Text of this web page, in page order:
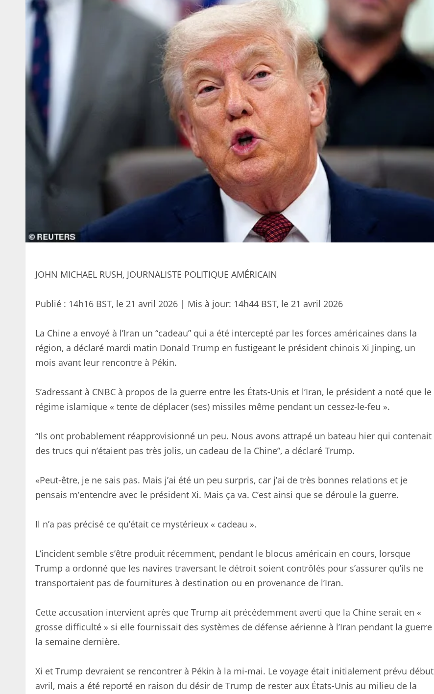
JOHN MICHAEL RUSH, JOURNALISTE POLITIQUE AMÉRICAIN
Publié : 14h16 BST, le 21 avril 2026 | Mis à jour: 14h44 BST, le 21 avril 2026
La Chine a envoyé à l’Iran un “cadeau” qui a été intercepté par les forces américaines dans la
région, a déclaré mardi matin Donald Trump en fustigeant le président chinois Xi Jinping, un
mois avant leur rencontre à Pékin.
S’adressant à CNBC à propos de la guerre entre les États-Unis et l’Iran, le président a noté que le
régime islamique « tente de déplacer (ses) missiles même pendant un cessez-le-feu ».
“Ils ont probablement réapprovisionné un peu. Nous avons attrapé un bateau hier qui contenait
des trucs qui n’étaient pas très jolis, un cadeau de la Chine”, a déclaré Trump.
«Peut-être, je ne sais pas. Mais j’ai été un peu surpris, car j’ai de très bonnes relations et je
pensais m’entendre avec le président Xi. Mais ça va. C’est ainsi que se déroule la guerre.
Il n’a pas précisé ce qu’était ce mystérieux « cadeau ».
L’incident semble s’être produit récemment, pendant le blocus américain en cours, lorsque
Trump a ordonné que les navires traversant le détroit soient contrôlés pour s’assurer qu’ils ne
transportaient pas de fournitures à destination ou en provenance de l’Iran.
Cette accusation intervient après que Trump ait précédemment averti que la Chine serait en «
grosse difficulté » si elle fournissait des systèmes de défense aérienne à l’Iran pendant la guerre
la semaine dernière.
Xi et Trump devraient se rencontrer à Pékin à la mi-mai. Le voyage était initialement prévu début
avril, mais a été reporté en raison du désir de Trump de rester aux États-Unis au milieu de la